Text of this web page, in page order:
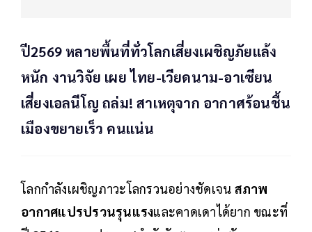
ปี2569 หลายพื้นที่ทั่วโลกเสี่ยงเผชิญภัยแล้ง
หนัก งานวิจัย เผย ไทย-เวียดนาม-อาเซียน
เสี่ยงเอลนีโญ ถล่ม! สาเหตุจาก อากาศร้อนชื้น
เมืองขยายเร็ว คนแน่น
โลกกำลังเผชิญภาวะโลกรวนอย่างชัดเจน สภาพ
อากาศแปรปรวนรุนแรงและคาดเดาได้ยาก ขณะที่